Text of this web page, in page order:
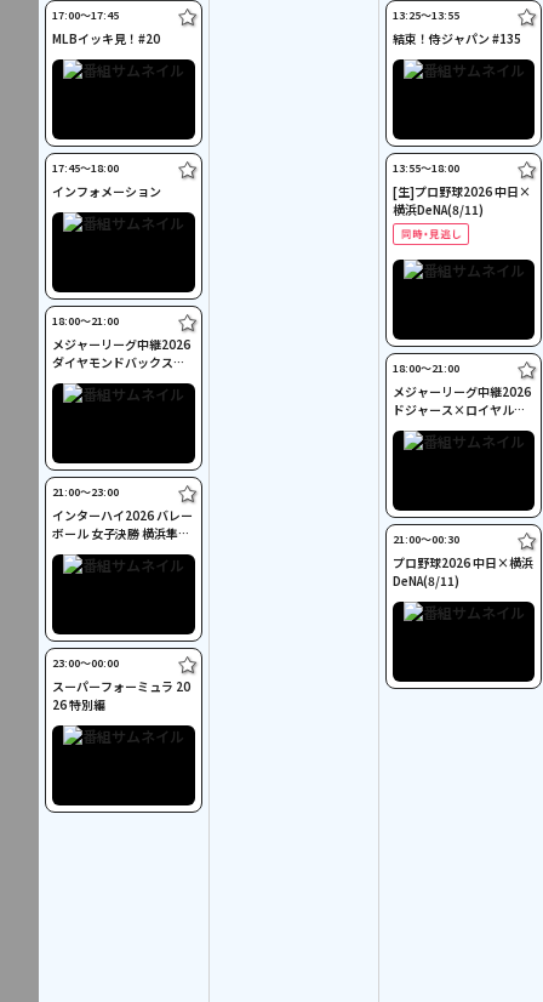
17:00〜17:45
MLBイッキ見！#20
17:45〜18:00
インフォメーション
18:00〜21:00
メジャーリーグ中継2026
ダイヤモンドバックス×
ドジャース(8/8)
21:00〜23:00
インターハイ2026 バレー
ボール 女子決勝 横浜隼人
×東九州龍谷
23:00〜00:00
スーパーフォーミュラ 20
26 特別編
13:25〜13:55
結束！侍ジャパン #135
13:55〜18:00
[生]プロ野球2026 中日×
横浜DeNA(8/11)
18:00〜21:00
メジャーリーグ中継2026
ドジャース×ロイヤルズ
(8/10)
21:00〜00:30
プロ野球2026 中日×横浜
DeNA(8/11)